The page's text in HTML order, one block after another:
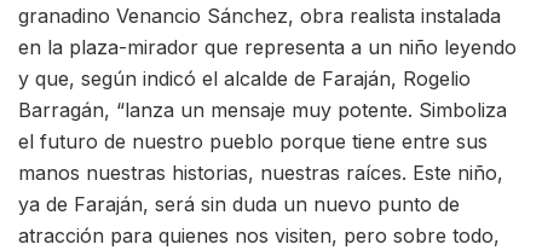
granadino Venancio Sánchez, obra realista instalada
en la plaza-mirador que representa a un niño leyendo
y que, según indicó el alcalde de Faraján, Rogelio
Barragán, “lanza un mensaje muy potente. Simboliza
el futuro de nuestro pueblo porque tiene entre sus
manos nuestras historias, nuestras raíces. Este niño,
ya de Faraján, será sin duda un nuevo punto de
atracción para quienes nos visiten, pero sobre todo,